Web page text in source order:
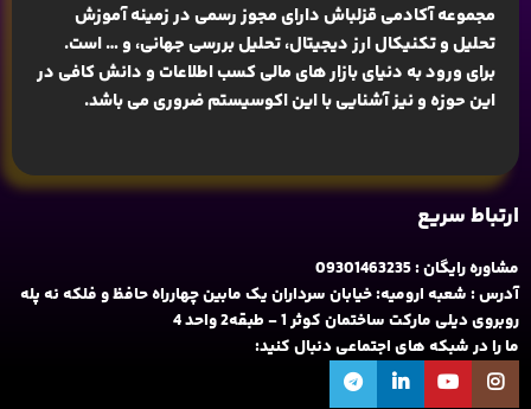
مجموعه آکادمی قزلباش دارای مجوز رسمی در زمینهآموزش
تحلیل و تکنیکال ارز دیجیتال، تحلیل بررسی جهانی، و … است.
برای ورود به دنیای بازار های مالی کسب اطلاعات و دانش کافی در
این حوزه و نیز آشنایی با این اکوسیستم ضروری می باشد.
ارتباط سریع
مشاوره رایگان : 09301463235
آدرس : شعبه ارومیه: خیابان سرداران یک مابین چهارراه حافظ و فلکه نه پله
روبروی دیلی مارکت ساختمان کوثر 1 - طبقه2 واحد 4
ما را در شبکه های اجتماعی دنبال کنید: